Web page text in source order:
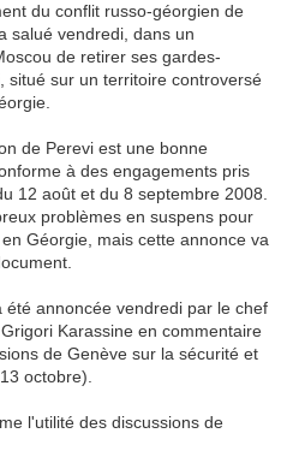
du conflit russo-géorgien de
salué vendredi, dans un
de retirer ses gardes-
situé sur un territoire controversé
de Perevi est une bonne
à des engagements pris
12 août et du 8 septembre 2008.
problèmes en suspens pour
Géorgie, mais cette annonce va
annoncée vendredi par le chef
Karassine en commentaire
de Genève sur la sécurité et
octobre).
l'utilité des discussions de